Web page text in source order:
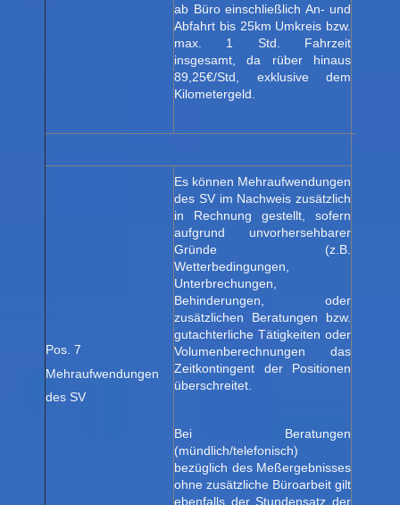
ab Büro einschließlich An- und
Abfahrt bis 25km Umkreis bzw.
max. 1 Std. Fahrzeit
insgesamt, da rüber hinaus
89,25€/Std, exklusive dem
Kilometergeld.
Pos. 7
Mehraufwendungen
des SV
Es können Mehraufwendungen
des SV im Nachweis zusätzlich
in Rechnung gestellt, sofern
aufgrund unvorhersehbarer
Gründe (z.B.
Wetterbedingungen,
Unterbrechungen,
Behinderungen, oder
zusätzlichen Beratungen bzw.
gutachterliche Tätigkeiten oder
Volumenberechnungen das
Zeitkontingent der Positionen
überschreitet.
Bei Beratungen
(mündlich/telefonisch)
bezüglich des Meßergebnisses
ohne zusätzliche Büroarbeit gilt
ebenfalls der Stundensatz der